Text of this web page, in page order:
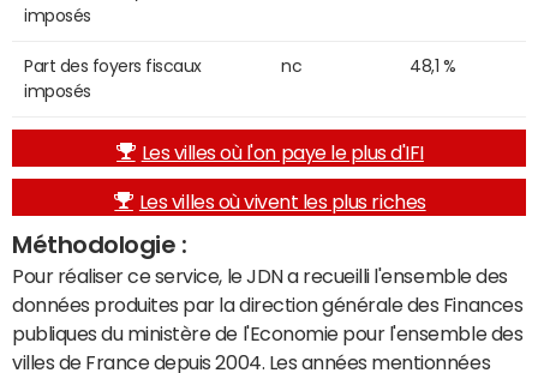
imposés
Part des foyers fiscaux
imposés
nc 48,1 %
Les villes où l'on paye le plus d'IFI
Les villes où vivent les plus riches
Méthodologie :
Pour réaliser ce service, le JDN a recueilli l'ensemble des
données produites par la direction générale des Finances
publiques du ministère de l'Economie pour l'ensemble des
villes de France depuis 2004. Les années mentionnées